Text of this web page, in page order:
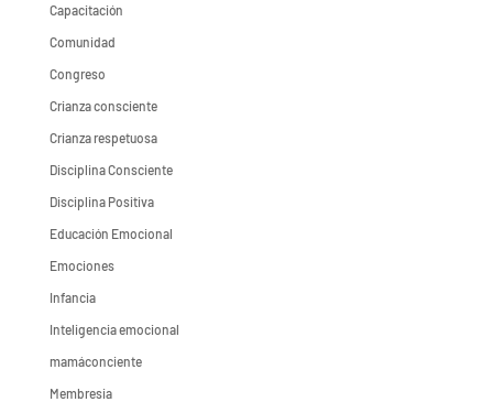
Capacitación
Comunidad
Congreso
Crianza consciente
Crianza respetuosa
Disciplina Consciente
Disciplina Positiva
Educación Emocional
Emociones
Infancia
Inteligencia emocional
mamáconciente
Membresia